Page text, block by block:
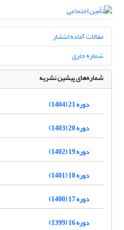
مقالات آماده انتشار
شماره جاری
شماره‌های پیشین نشریه
دوره 21 (1404)
دوره 20 (1403)
دوره 19 (1402)
دوره 18 (1401)
دوره 17 (1400)
دوره 16 (1399)